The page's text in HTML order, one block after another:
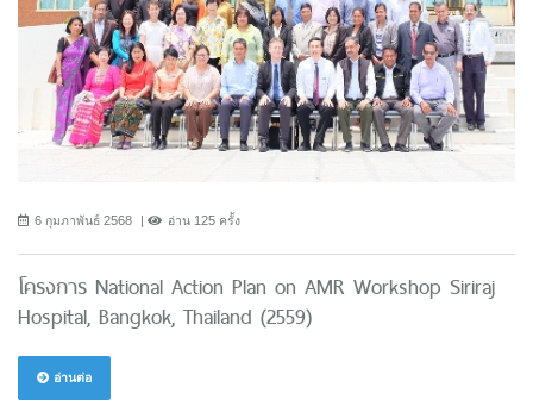
6 กุมภาพันธ์ 2568 อ่าน 125 ครั้ง
โครงการ National Action Plan on AMR Workshop Siriraj
Hospital, Bangkok, Thailand (2559)
อ่านต่อ